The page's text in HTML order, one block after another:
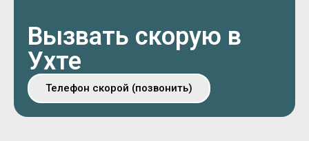
Вызвать скорую в
Ухте
Телефон скорой (позвонить)